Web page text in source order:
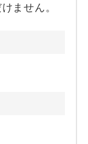
ません。